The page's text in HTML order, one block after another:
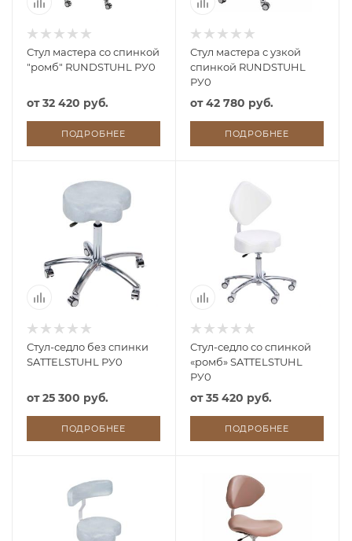
Стул мастера со спинкой
"ромб" RUNDSTUHL РУ0
от32 420 руб.
ПОДРОБНЕЕ
Стул мастера с узкой
спинкой RUNDSTUHL
РУ0
от42 780 руб.
ПОДРОБНЕЕ
Стул-седло без спинки
SATTELSTUHL РУ0
от25 300 руб.
ПОДРОБНЕЕ
Стул-седло со спинкой
«ромб» SATTELSTUHL
РУ0
от35 420 руб.
ПОДРОБНЕЕ